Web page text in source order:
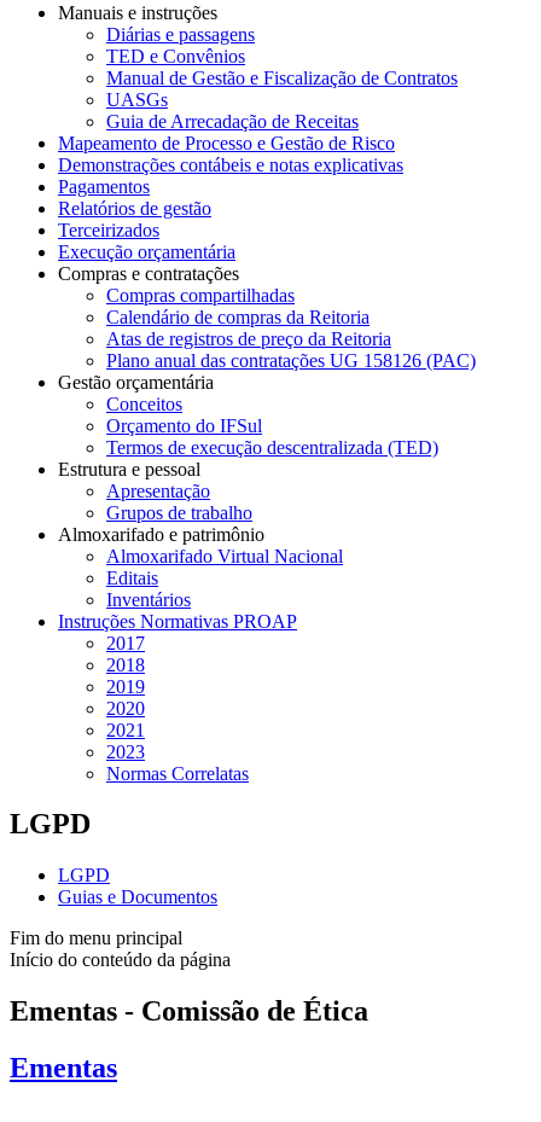
Manuais e instruções
Diárias e passagens
TED e Convênios
Manual de Gestão e Fiscalização de Contratos
UASGs
Guia de Arrecadação de Receitas
Mapeamento de Processo e Gestão de Risco
Demonstrações contábeis e notas explicativas
Pagamentos
Relatórios de gestão
Terceirizados
Execução orçamentária
Compras e contratações
Compras compartilhadas
Calendário de compras da Reitoria
Atas de registros de preço da Reitoria
Plano anual das contratações UG 158126 (PAC)
Gestão orçamentária
Conceitos
Orçamento do IFSul
Termos de execução descentralizada (TED)
Estrutura e pessoal
Apresentação
Grupos de trabalho
Almoxarifado e patrimônio
Almoxarifado Virtual Nacional
Editais
Inventários
Instruções Normativas PROAP
2017
2018
2019
2020
2021
2023
Normas Correlatas
LGPD
LGPD
Guias e Documentos
Fim do menu principal
Início do conteúdo da página
Ementas - Comissão de Ética
Ementas